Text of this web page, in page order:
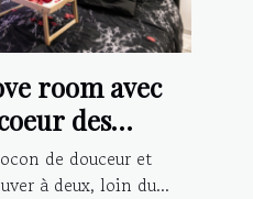
room avec
des
de douceur et
à deux, loin du...